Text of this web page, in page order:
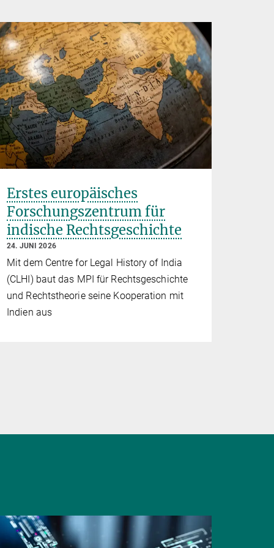
Erstes europäisches
Forschungszentrum für
indische Rechtsgeschichte
24. JUNI 2026
Mit dem Centre for Legal History of India
(CLHI) baut das MPI für Rechtsgeschichte
und Rechtstheorie seine Kooperation mit
Indien aus